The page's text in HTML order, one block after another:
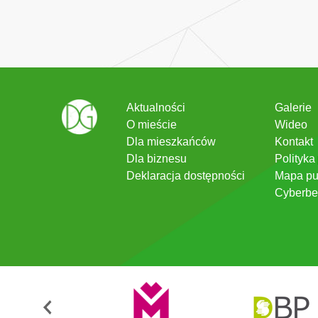
Aktualności
O mieście
Dla mieszkańców
Dla biznesu
Deklaracja dostępności
Galerie
Wideo
Kontakt
Mapa